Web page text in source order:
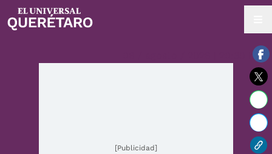
06 / agosto / 2026 | 20:30 hrs.
[Publicidad]